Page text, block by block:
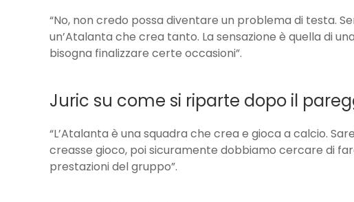
“No, non credo possa diventare un problema di testa.
un’Atalanta che crea tanto. La sensazione è quella di
bisogna finalizzare certe occasioni”.
Juric su come si riparte dopo il
“L’Atalanta è una squadra che crea e gioca a calcio.
creasse gioco, poi sicuramente dobbiamo cercare di
prestazioni del gruppo”.